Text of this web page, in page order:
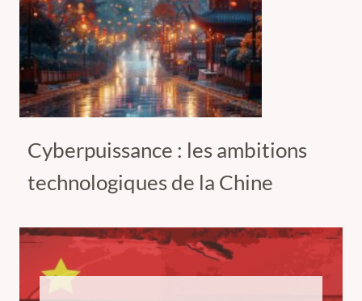
Cyberpuissance : les ambitions
technologiques de la Chine